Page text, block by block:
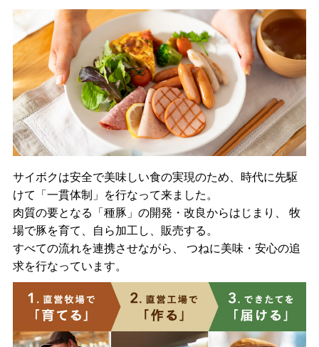
サイボクは安全で美味しい食の実現のため、時代に先駆
けて「一貫体制」を行なって来ました。
肉質の要となる「種豚」の開発・改良からはじまり、 牧
場で豚を育て、自ら加工し、販売する。
すべての流れを連携させながら、 つねに美味・安心の追
求を行なっています。